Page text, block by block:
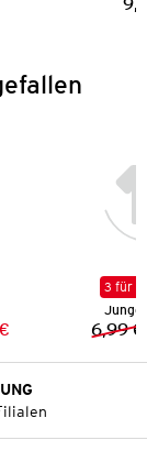
Preis:
3 für 2
6,99 €